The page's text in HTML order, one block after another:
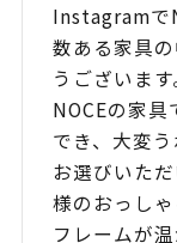
Instagramで
数ある家具
うございます
NOCEの家
でき、大変う
お選びいた
様のおっし
フレームが